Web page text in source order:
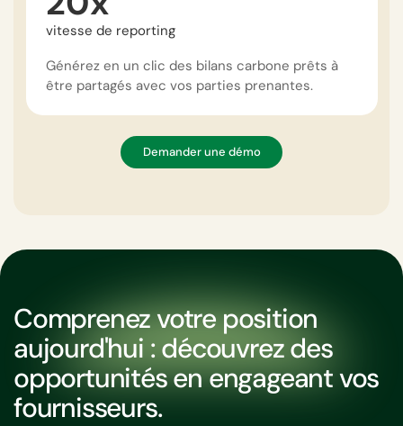
vitesse de reporting
Générez en un clic des bilans carbone prêts à
être partagés avec vos parties prenantes.
Demander une démo
Comprenez votre position
aujourd'hui : découvrez des
opportunités en engageant vos
fournisseurs.